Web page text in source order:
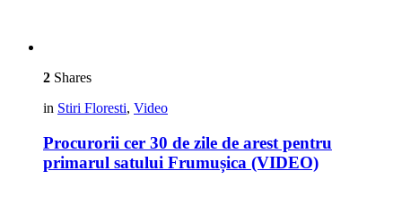
2 Shares
in Stiri Floresti, Video
Procurorii cer 30 de zile de arest pentru
primarul satului Frumușica (VIDEO)